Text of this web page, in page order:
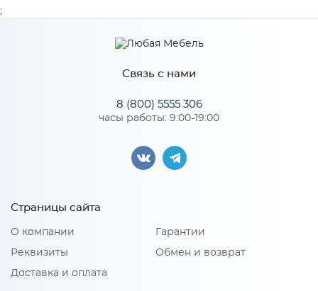
Связь с нами
8 (800) 5555 306
часы работы: 9:00-19:00
Страницы сайта
О компании
Реквизиты
Доставка и оплата
Гарантии
Обмен и возврат
;